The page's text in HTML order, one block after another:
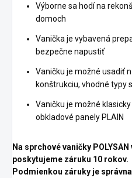
Výborne sa hodí na
domoch
Vanička je vybavená
bezpečne napustiť
Vaničku je možné usadiť
konštrukciu, vhodné typy
Vaničku je možné
obkladové panely PLAIN
Na sprchové vaničky
poskytujeme záruku 10 rokov.
Podmienkou záruky je